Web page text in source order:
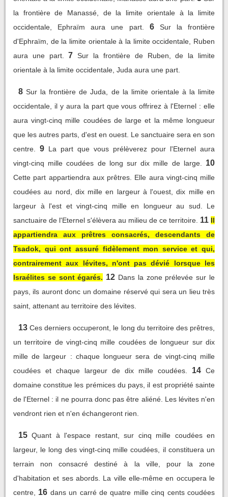
la frontière de Manassé, de la limite orientale à la limite
occidentale, Ephraïm aura une part.
6
Sur la frontière
d'Ephraïm, de la limite orientale à la limite occidentale, Ruben
aura une part.
7 Sur la frontière de Ruben, de la limite
orientale à la limite occidentale, Juda aura une part.
8 Sur la frontière de Juda, de la limite orientale à la limite
occidentale, il y aura la part que vous offrirez à l'Eternel : elle
aura vingt-cinq mille coudées de large et la même longueur
que les autres parts, d'est en ouest. Le sanctuaire sera en son
centre.
9 La part que vous prélèverez pour l'Eternel aura
vingt-cinq mille coudées de long sur dix mille de large.
10
Cette part appartiendra aux prêtres. Elle aura vingt-cinq mille
coudées au nord, dix mille en largeur à l'ouest, dix mille en
largeur à l'est et vingt-cinq mille en longueur au sud. Le
sanctuaire de l'Eternel s'élèvera au milieu de ce territoire. 11 Il
appartiendra aux prêtres consacrés, descendants de
Tsadok, qui ont assuré fidèlement mon service et qui,
contrairement aux lévites, n'ont pas dévié lorsque les
Israélites se sont égarés. 12 Dans la zone prélevée sur le
pays, ils auront donc un domaine réservé qui sera un lieu très
saint, attenant au territoire des lévites.
13 Ces derniers occuperont, le long du territoire des prêtres,
un territoire de vingt-cinq mille coudées de longueur sur dix
mille de largeur : chaque longueur sera de vingt-cinq mille
coudées et chaque largeur de dix mille coudées.
14 Ce
domaine constitue les prémices du pays, il est propriété sainte
de l'Eternel : il ne pourra donc pas être aliéné. Les lévites n'en
vendront rien et n'en échangeront rien.
15 Quant à l'espace restant, sur cinq mille coudées en
largeur, le long des vingt-cinq mille coudées, il constituera un
terrain non consacré destiné à la ville, pour la zone
d'habitation et ses abords. La ville elle-même en occupera le
centre,
16 dans un carré de quatre mille cinq cents coudées